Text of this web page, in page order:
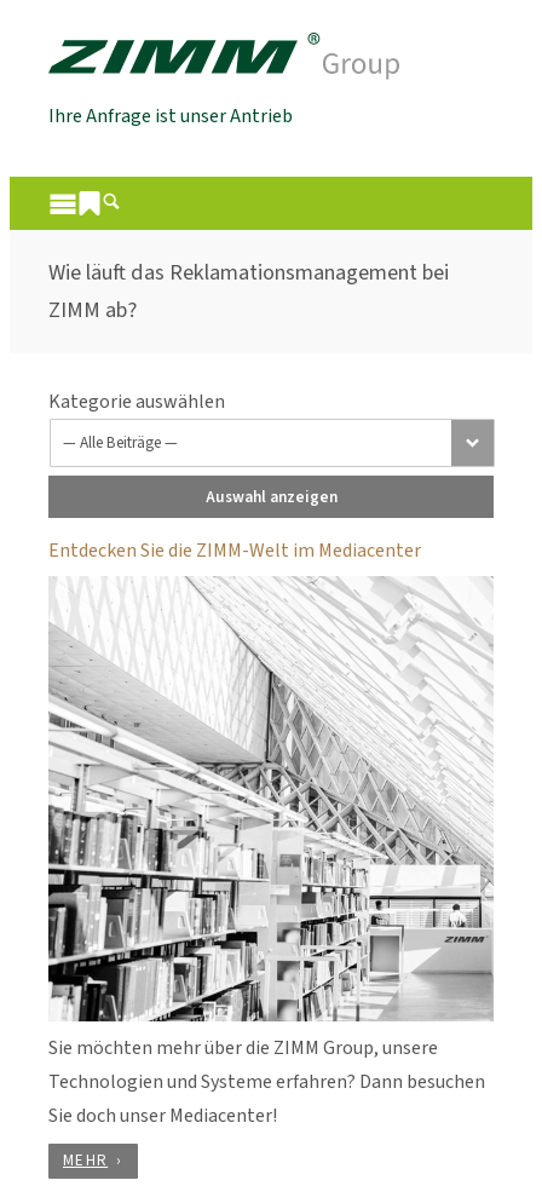
Ihre Anfrage ist unser Antrieb
Wie läuft das Reklamationsmanagement bei
ZIMM ab?
Kategorie auswählen
Auswahl anzeigen
Entdecken Sie die ZIMM-Welt im Mediacenter
Sie möchten mehr über die ZIMM Group, unsere
Technologien und Systeme erfahren? Dann besuchen
Sie doch unser Mediacenter!
MEHR